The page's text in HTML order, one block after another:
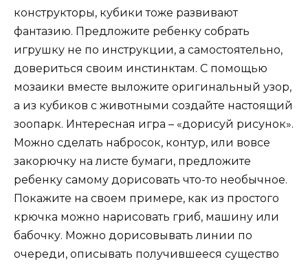
конструкторы, кубики тоже развивают
фантазию. Предложите ребенку собрать
игрушку не по инструкции, а самостоятельно,
довериться своим инстинктам. С помощью
мозаики вместе выложите оригинальный узор,
а из кубиков с животными создайте настоящий
зоопарк. Интересная игра – «дорисуй рисунок».
Можно сделать набросок, контур, или вовсе
закорючку на листе бумаги, предложите
ребенку самому дорисовать что-то необычное.
Покажите на своем примере, как из простого
крючка можно нарисовать гриб, машину или
бабочку. Можно дорисовывать линии по
очереди, описывать получившееся существо